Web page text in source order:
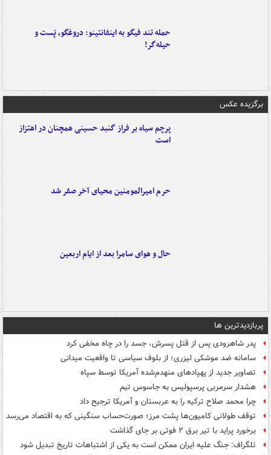
حمله تند فیگو به اینفانتینو: دروغگو، پَست‌ و
حیله‌گر!
برگزیده عکس
پرچم سیاه بر فراز گنبد حسینی همچنان در اهتزاز
است
حرم امیرالمومنین محیای آخر صفر شد
حال و هوای سامرا بعد از ایام اربعین
پربازدیدترین ها
پدر شاهرودی پس از قتل پسرش، جسد را در چاه مخفی کرد
سامانه ضد موشکی لیزری؛ از بلوف سیاسی تا واقعیت میدانی
تصاویر جدید از پهپادهای منهدم‌شده آمریکا توسط سپاه
هشدار سرمربی پرسپولیس به جاسوس تیم
چرا محمد صلاح ترکیه را به عربستان و آمریکا ترجیح داد
توقف طولانی کامیون‌ها پشت مرز؛ صورت‌حساب سنگینی که به اقتصاد می‌رسد
برخورد پراید با تیر برق ۲ فوتی بر جای گذاشت
تلگراف: جنگ علیه ایران ممکن است به یکی از اشتباهات تاریخ تبدیل شود